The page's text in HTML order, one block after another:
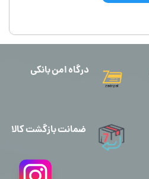
درگاه امن بانکی
ضمانت بازگشت کالا